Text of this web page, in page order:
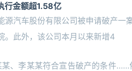
行金额超1.58亿
汽车股份有限公司被申请破产
。此外，该公司本月以来新增4
、李某某符合宣告破产的条件